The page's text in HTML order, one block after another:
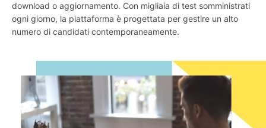
download o aggiornamento. Con migliaia di test somministrati
ogni giorno, la piattaforma è progettata per gestire un alto
numero di candidati contemporaneamente.